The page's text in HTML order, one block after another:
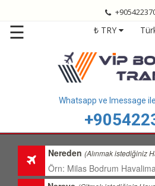
Bodrum
Transfer
Fiyatları
Transfer
Bölgelerimiz
☰ ₺ TRY
Whatsapp ve Imessage
Nereden(Alınmak istediğiniz